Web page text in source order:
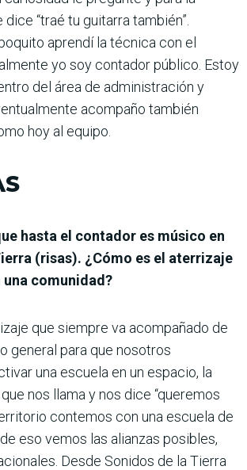
“traé tu guitarra también”.
aprendí la técnica con el
yo soy contador público. Estoy
del área de administración y
acompaño también
hoy al equipo.
hasta el contador es músico en
(risas). ¿Cómo es el aterrizaje
comunidad?
que siempre va acompañado de
general para que nosotros
una escuela en un espacio, la
nos llama y nos dice “queremos
contemos con una escuela de
eso vemos las alianzas posibles,
Desde Sonidos de la Tierra